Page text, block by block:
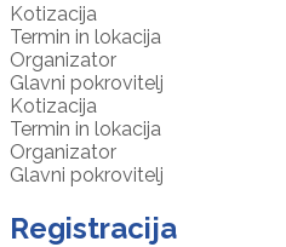
Kotizacija
Termin in lokacija
Organizator
Glavni pokrovitelj
Kotizacija
Termin in lokacija
Organizator
Glavni pokrovitelj
Registracija